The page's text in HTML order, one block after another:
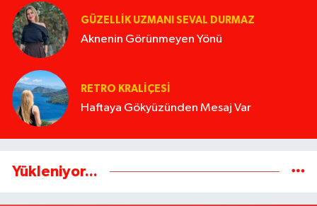
GÜZELLIK UZMANI SEVAL DURMAZ
Aknenin Görünmeyen Yönü
RETRO KRALIÇESI
Haftaya Gökyüzünden Mesaj Var
Yükleniyor...